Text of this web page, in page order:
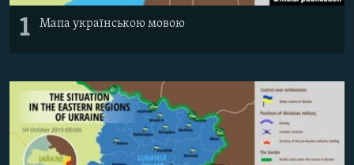
Усі сайти RFE/RL
1 Мапа українською мовою